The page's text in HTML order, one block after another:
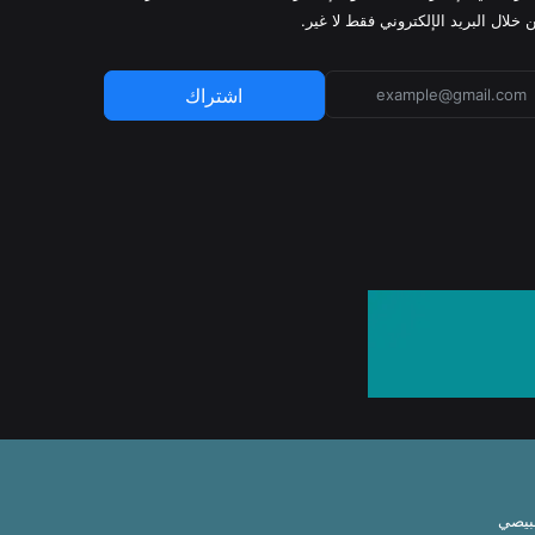
خلال البريد الإلكتروني فقط لا غير.
اشتراك